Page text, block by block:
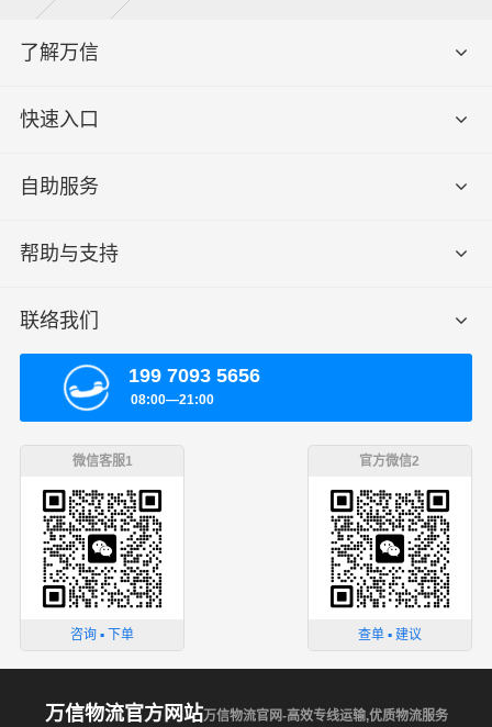
了解万信
快速入口
自助服务
帮助与支持
联络我们
199 7093 5656
08:00—21:00
微信客服1
咨询 ▪ 下单
官方微信2
查单 ▪ 建议
万信物流官方网站万信物流官网-高效专线运输,优质物流服务